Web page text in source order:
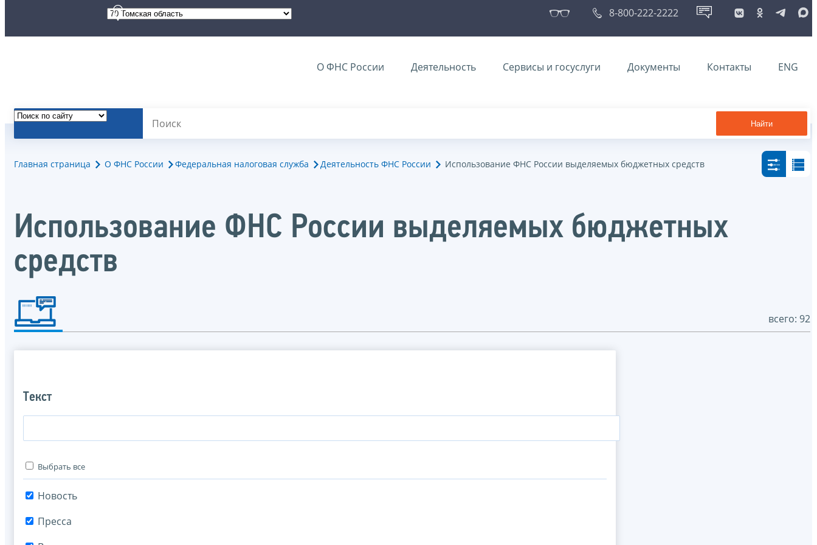
8-800-222-2222
О ФНС России Деятельность Сервисы и госуслуги Документы Контакты ENG
Найти
Главная страница О ФНС России Федеральная налоговая служба Деятельность ФНС России Использование ФНС России выделяемых бюджетных средств
Использование ФНС России выделяемых бюджетных
средств
всего: 92
Текст
Выбрать все
Новость
Пресса